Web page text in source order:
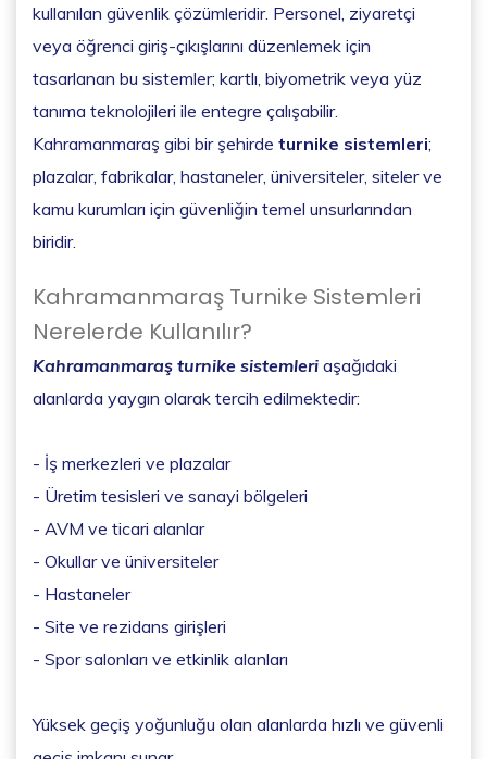
kullanılan güvenlik çözümleridir. Personel, ziyaretçi
veya öğrenci giriş-çıkışlarını düzenlemek için
tasarlanan bu sistemler; kartlı, biyometrik veya yüz
tanıma teknolojileri ile entegre çalışabilir.
Kahramanmaraş gibi bir şehirde turnike sistemleri;
plazalar, fabrikalar, hastaneler, üniversiteler, siteler ve
kamu kurumları için güvenliğin temel unsurlarından
biridir.
Kahramanmaraş Turnike Sistemleri
Nerelerde Kullanılır?
Kahramanmaraş turnike sistemleri aşağıdaki
alanlarda yaygın olarak tercih edilmektedir:
- İş merkezleri ve plazalar
- Üretim tesisleri ve sanayi bölgeleri
- AVM ve ticari alanlar
- Okullar ve üniversiteler
- Hastaneler
- Site ve rezidans girişleri
- Spor salonları ve etkinlik alanları
Yüksek geçiş yoğunluğu olan alanlarda hızlı ve güvenli